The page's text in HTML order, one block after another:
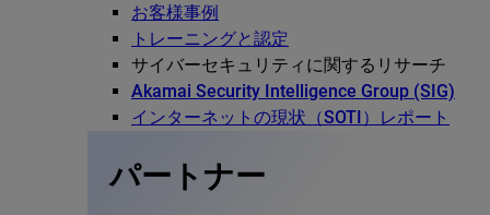
お客様事例
トレーニングと認定
サイバーセキュリティに関するリサーチ
Akamai Security Intelligence Group (SIG)
インターネットの現状（SOTI）レポート
パートナー